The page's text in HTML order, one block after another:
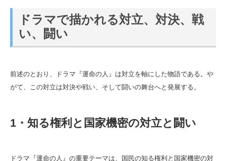
ドラマで描かれる対立、対決、戦
い、闘い
前述のとおり、ドラマ『運命の人』は対立を軸にした物語である。や
がて、この対立は対決や戦い、そして闘いの舞台へと発展する。
1・知る権利と国家機密の対立と闘い
ドラマ『運命の人』の重要テーマは、国民の知る権利と国家機密の対